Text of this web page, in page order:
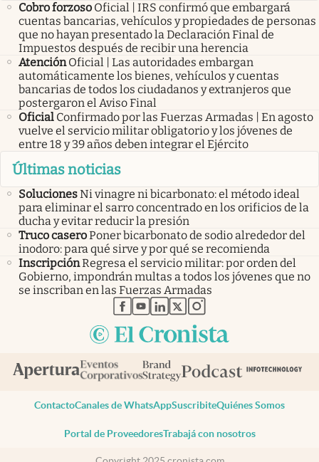
Cobro forzoso Oficial | IRS confirmó que embargará
cuentas bancarias, vehículos y propiedades de personas
que no hayan presentado la Declaración Final de
Impuestos después de recibir una herencia
Atención Oficial | Las autoridades embargan
automáticamente los bienes, vehículos y cuentas
bancarias de todos los ciudadanos y extranjeros que
postergaron el Aviso Final
Oficial Confirmado por las Fuerzas Armadas | En agosto
vuelve el servicio militar obligatorio y los jóvenes de
entre 18 y 39 años deben integrar el Ejército
Últimas noticias
SolucionesNi vinagre ni bicarbonato: el método ideal
para eliminar el sarro concentrado en los orificios de la
ducha y evitar reducir la presión
Truco caseroPoner bicarbonato de sodio alrededor del
inodoro: para qué sirve y por qué se recomienda
InscripciónRegresa el servicio militar: por orden del
Gobierno, impondrán multas a todos los jóvenes que no
se inscriban en las Fuerzas Armadas
abre en nueva pestaña
abre en nueva pestaña
abre en nueva pestaña
abre en nueva pestaña
abre en nueva pestaña
ContactoCanales de WhatsAppSuscribiteQuiénes Somos
Portal de ProveedoresTrabajá con nosotros